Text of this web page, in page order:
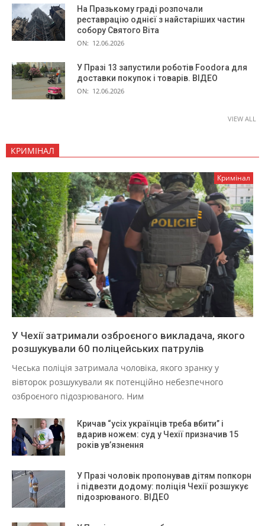
На Празькому граді розпочали
реставрацію однієї з найстаріших частин
собору Святого Віта
ON: 12.06.2026
У Празі 13 запустили роботів Foodora для
доставки покупок і товарів. ВІДЕО
ON: 12.06.2026
VIEW ALL
КРИМІНАЛ
Кримінал
У Чехії затримали озброєного викладача, якого
розшукували 60 поліцейських патрулів
Чеська поліція затримала чоловіка, якого зранку у
вівторок розшукували як потенційно небезпечного
озброєного підозрюваного. Ним
Кричав “усіх українців треба вбити” і
вдарив ножем: суд у Чехії призначив 15
років ув’язнення
У Празі чоловік пропонував дітям попкорн
і підвезти додому: поліція Чехії розшукує
підозрюваного. ВІДЕО